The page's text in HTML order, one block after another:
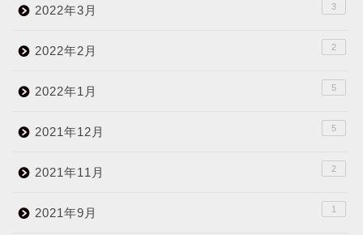
2022年3月 3
2022年2月 2
2022年1月 5
2021年12月 5
2021年11月 2
2021年9月 1